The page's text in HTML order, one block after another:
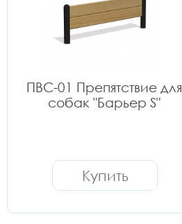
ПВС-01 Препятствие для
собак "Барьер S"
Купить